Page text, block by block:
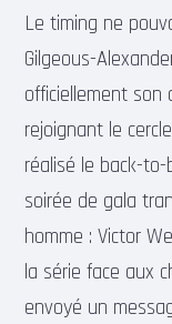
Le timing ne
Gilgeous-
officiellement son
rejoignant le
réalisé le back-
soirée de gala
homme : Victor
la série face aux
envoyé un